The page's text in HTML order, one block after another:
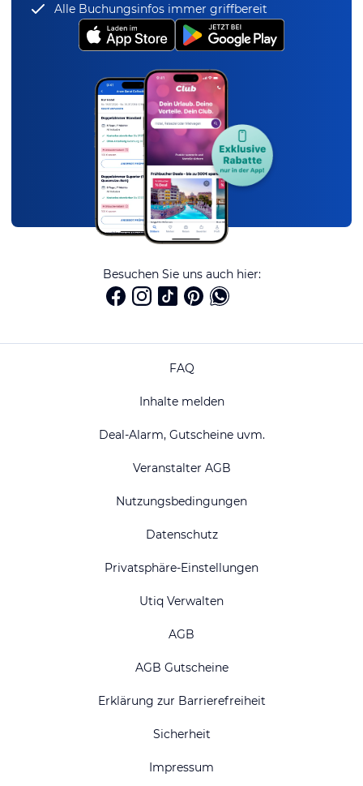
Alle Buchungsinfos immer griffbereit
Besuchen Sie uns auch hier:
FAQ
Inhalte melden
Deal-Alarm, Gutscheine uvm.
Veranstalter AGB
Nutzungsbedingungen
Datenschutz
Privatsphäre-Einstellungen
Utiq Verwalten
AGB
AGB Gutscheine
Erklärung zur Barrierefreiheit
Sicherheit
Impressum